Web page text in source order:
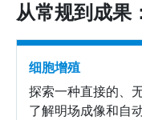
从常规到成果
细胞增殖
探索一种直接的、
了解明场成像和自